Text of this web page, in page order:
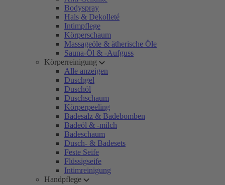
Bodyspray
Hals & Dekolleté
Intimpflege
Körperschaum
Massageöle & ätherische Öle
Sauna-Öl & -Aufguss
Körperreinigung
Alle anzeigen
Duschgel
Duschöl
Duschschaum
Körperpeeling
Badesalz & Badebomben
Badeöl & -milch
Badeschaum
Dusch- & Badesets
Feste Seife
Flüssigseife
Intimreinigung
Handpflege